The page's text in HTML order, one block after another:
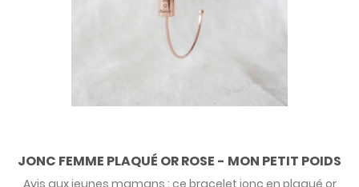
JONC FEMME PLAQUÉ OR ROSE - MON PETIT POIDS
Avis aux jeunes mamans : ce bracelet jonc en plaqué or